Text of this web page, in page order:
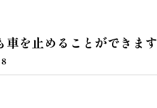
車を止めることができま